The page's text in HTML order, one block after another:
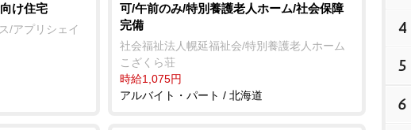
け住宅
/アプリシェイ
可/午前のみ/特別養護老人ホーム/社会保障
完備
社会福祉法人幌延福祉会/特別養護老人ホーム
こざくら荘
時給1,075円
アルバイト・パート / 北海道
4
5
6